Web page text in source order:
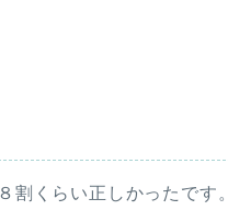
割くらい正しかったです。